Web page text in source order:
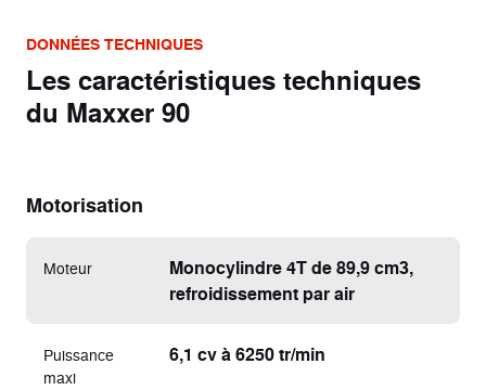
DONNÉES TECHNIQUES
Les caractéristiques techniques
du Maxxer 90
Motorisation
Moteur
Monocylindre 4T de 89,9 cm3,
refroidissement par air
Puissance
maxi
6,1 cv à 6250 tr/min